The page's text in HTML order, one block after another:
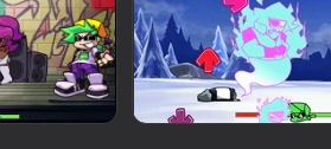
samo pejzažna
orijentaciju